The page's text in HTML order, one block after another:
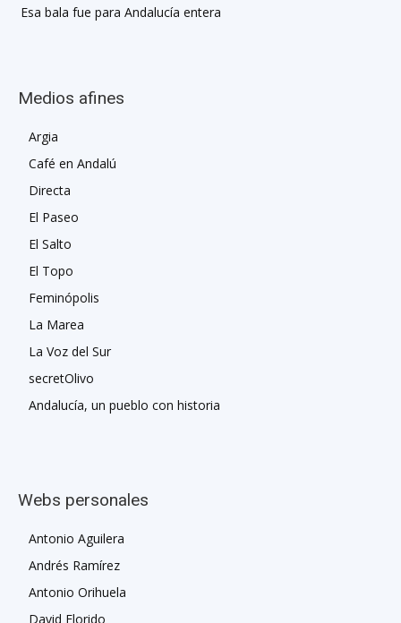
Esa bala fue para Andalucía entera
Medios afines
Argia
Café en Andalú
Directa
El Paseo
El Salto
El Topo
Feminópolis
La Marea
La Voz del Sur
secretOlivo
Andalucía, un pueblo con historia
Webs personales
Antonio Aguilera
Andrés Ramírez
Antonio Orihuela
David Florido